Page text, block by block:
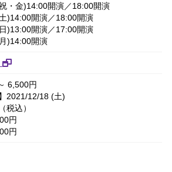
・金)14:00開演／18:00開演
)14:00開演／18:00開演
)13:00開演／17:00開演
)14:00開演
6,500円
2021/12/18 (土)
税込）
円
円